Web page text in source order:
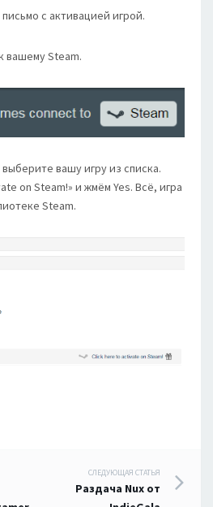
с активацией игрой.
вашему Steam.
вашу игру из списка.
on Steam!» и жмём Yes. Всё, игра
Steam.
СЛЕДУЮЩАЯ СТАТЬЯ
Раздача Nux от